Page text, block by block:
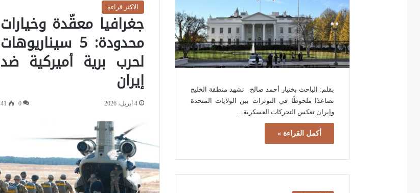
بقلم: الباحث بختیار أحمد صالح تشهد منطقة الخليج
تصاعدًا ملحوظًا في التوترات بين الولايات المتحدة
وإيران تعكس التحركات العسكرية…
أكمل القراءة »
الاكثر قراءة
جغرافيا معقّدة وخيارات
محدودة: 5 سيناريوهات
لحرب برية أميركية ضد
إيران
4 أبريل، 2026 0
41